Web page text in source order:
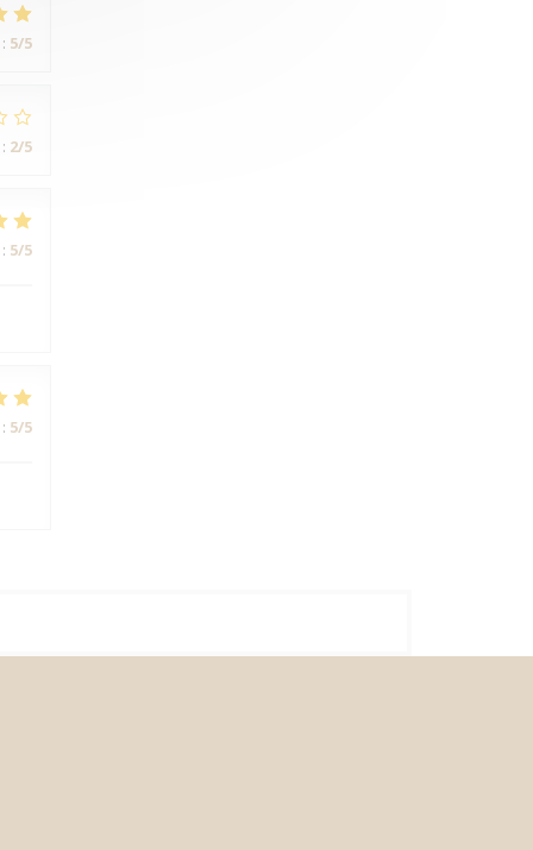
: 5/5
: 2/5
: 5/5
: 5/5